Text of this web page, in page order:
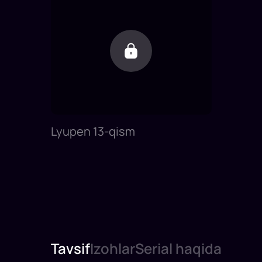
Lyupen 13-qism
TavsifIzohlarSerial haqida